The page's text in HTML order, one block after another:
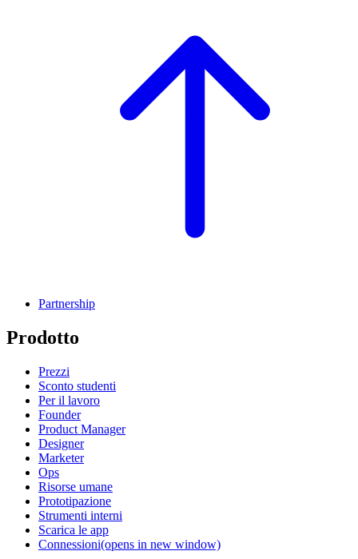
Partnership
Prodotto
Prezzi
Sconto studenti
Per il lavoro
Founder
Product Manager
Designer
Marketer
Ops
Risorse umane
Prototipazione
Strumenti interni
Scarica le app
Connessioni(opens in new window)